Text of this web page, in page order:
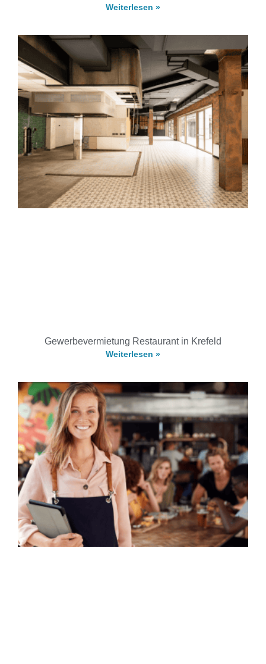
Weiterlesen »
Gewerbevermietung Restaurant in Krefeld
Weiterlesen »